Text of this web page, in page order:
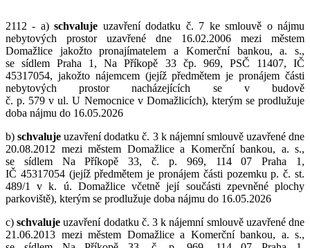
2112 - a)schvaluje uzavření dodatku č. 7 ke smlouvě o nájmu
nebytových prostor uzavřené dne 16.02.2006 mezi městem
Domažlice jakožto pronajímatelem a Komerční bankou, a. s.,
se sídlem Praha 1, Na Příkopě 33 čp. 969, PSČ 11407, IČ
45317054, jakožto nájemcem (jejíž předmětem je pronájem části
nebytových prostor nacházejících se v budově
č. p. 579 v ul. U Nemocnice v Domažlicích), kterým se prodlužuje
doba nájmu do 16.05.2026
b)schvaluje uzavření dodatku č. 3 k nájemní smlouvě uzavřené dne
20.08.2012 mezi městem Domažlice a Komerční bankou, a. s.,
se sídlem Na Příkopě 33, č. p. 969, 114 07 Praha 1,
IČ 45317054 (jejíž předmětem je pronájem části pozemku p. č. st.
489/1 v k. ú. Domažlice včetně její součásti zpevněné plochy
parkoviště), kterým se prodlužuje doba nájmu do 16.05.2026
c)schvaluje uzavření dodatku č. 3 k nájemní smlouvě uzavřené dne
21.06.2013 mezi městem Domažlice a Komerční bankou, a. s.,